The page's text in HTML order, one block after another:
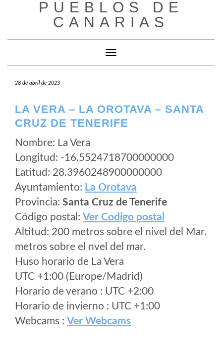
PUEBLOS DE
CANARIAS
Cambiar modo de navegación
28 de abril de 2023
LA VERA – LA OROTAVA – SANTA
CRUZ DE TENERIFE
Nombre: La Vera
Longitud: -16.5524718700000000
Latitud: 28.3960248900000000
Ayuntamiento: La Orotava
Provincia: Santa Cruz de Tenerife
Código postal: Ver Codigo postal
Altitud: 200 metros sobre el nivel del Mar.
metros sobre el nvel del mar.
Huso horario de La Vera
UTC +1:00 (Europe/Madrid)
Horario de verano : UTC +2:00
Horario de invierno : UTC +1:00
Webcams : Ver Webcams